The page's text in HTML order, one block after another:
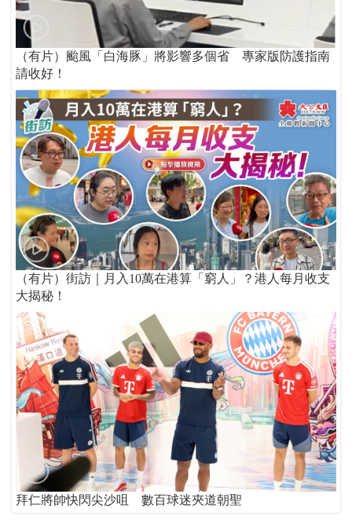
（有片）颱風「白海豚」將影響多個省 專家版防護指南
請收好！
（有片）街訪｜月入10萬在港算「窮人」？港人每月收支
大揭秘！
拜仁將帥快閃尖沙咀 數百球迷夾道朝聖